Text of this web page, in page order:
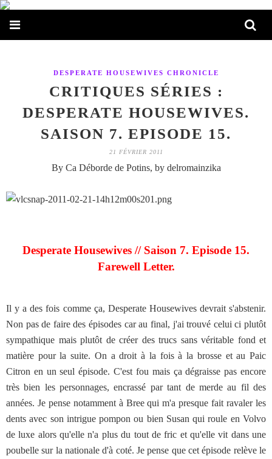
DESPERATE HOUSEWIVES CHRONICLE
CRITIQUES SÉRIES :
DESPERATE HOUSEWIVES.
SAISON 7. EPISODE 15.
21 FÉVRIER 2011
By Ca Déborde de Potins, by delromainzika
Desperate Housewives // Saison 7. Episode 15.
Farewell Letter.
Il y a des fois comme ça, Desperate Housewives devrait s'abstenir.
Non pas de faire des épisodes car au final, j'ai trouvé celui ci plutôt
sympathique mais plutôt de créer des trucs sans véritable fond et
matière pour la suite. On a droit à la fois à la brosse et au Paic
Citron en un seul épisode. C'est fou mais ça dégraisse pas encore
très bien les personnages, encrassé par tant de merde au fil des
années. Je pense notamment à Bree qui m'a presque fait ravaler les
dents avec son intrigue pompon ou bien Susan qui roule en Volvo
de luxe alors qu'elle n'a plus du tout de fric et qu'elle vit dans une
poubelle sur la nationale d'à coté. Je pense que cet épisode relève le